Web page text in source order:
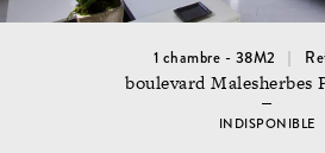
1 chambre - 38M2
boulevard Malesherbes
INDISPONIBLE